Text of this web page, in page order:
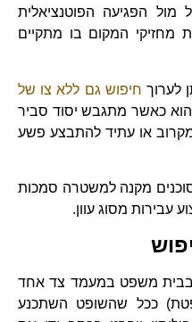
מול הפגיעה הפוטנציאלית
מחזיקי המקום בו מתקיים
לערוך חיפוש גם ללא צו של
כאשר מתגבש יסוד סביר
או עתיד להתבצע פשע
המסוכנים מקנה למשטרה סמכות
עבירות מסוג עוון.
בבית משפט במעמד צד אחד
ככל שהשופט השתכנע